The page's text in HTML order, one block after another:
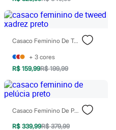
Casaco Feminino De Tweed Xadrez Preto
+ 3 cores
R$ 159,99R$ 199,99
Casaco Feminino De Pelúcia Preto
R$ 339,99R$ 379,99